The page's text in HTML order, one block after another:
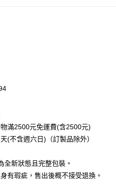
含以上)免運費
滿2500元免運費(含2500元)
(不含週六日)（訂製品除外）
全新狀態且完整包裝。
有瑕疵，售出後概不接受退換。